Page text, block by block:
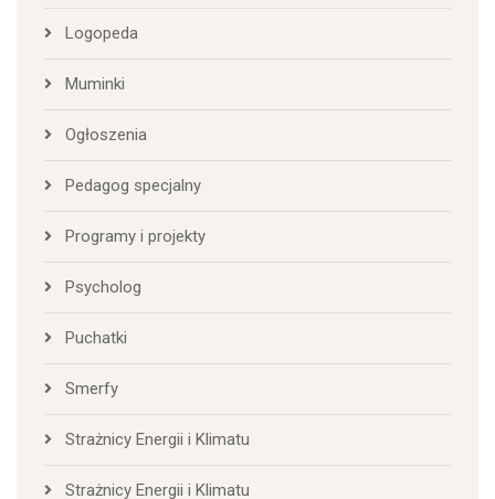
Logopeda
Muminki
Ogłoszenia
Pedagog specjalny
Programy i projekty
Psycholog
Puchatki
Smerfy
Strażnicy Energii i Klimatu
Strażnicy Energii i Klimatu